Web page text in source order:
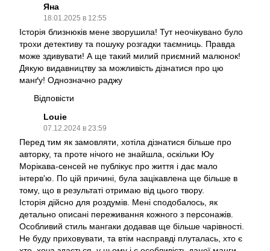
Яна
18.01.2025 в 12:55
Історія близнюків мене зворушила! Тут неочікувано було
трохи детективу та пошуку розгадки таємниць. Правда
може здивувати! А ще такий милий приємний малюнок!
Дякую видавництву за можливість дізнатися про цю
манґу! Однозначно раджу
Відповісти
Louie
07.12.2024 в 23:59
Перед тим як замовляти, хотіла дізнатися більше про
авторку, та проте нічого не знайшла, оскільки Юу
Морікава-сенсей не публікує про життя і дає мало
інтерв'ю. По цій причині, була зацікавлена ще більше в
тому, що в результаті отримаю від цього твору.
Історія дійсно для роздумів. Мені сподобалось, як
детально описані переживання кожного з персонажів.
Особливий стиль мангаки додавав ще більше чарівності.
Не буду приховувати, та втім насправді плуталась, хто є